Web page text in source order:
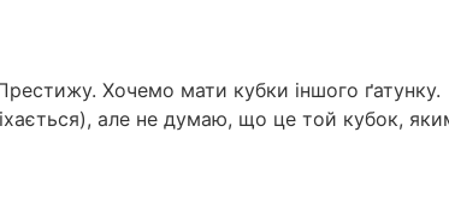
Хочемо мати кубки іншого ґатунку.
але не думаю, що це той кубок,